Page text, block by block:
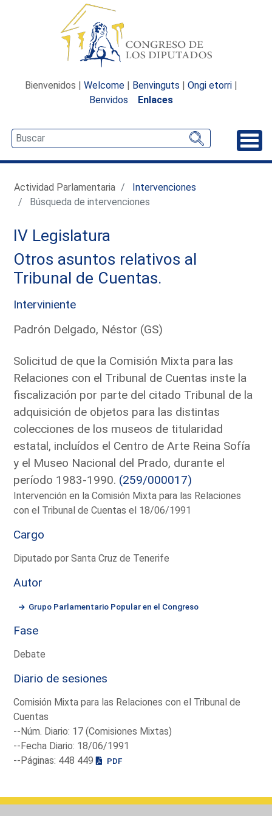
Bienvenidos | Welcome | Benvinguts | Ongi etorri |
Benvidos
Enlaces
Actividad Parlamentaria
Intervenciones
Búsqueda de intervenciones
IV Legislatura
Otros asuntos relativos al
Tribunal de Cuentas.
Interviniente
Padrón Delgado, Néstor (GS)
Solicitud de que la Comisión Mixta para las
Relaciones con el Tribunal de Cuentas inste la
fiscalización por parte del citado Tribunal de la
adquisición de objetos para las distintas
colecciones de los museos de titularidad
estatal, incluídos el Centro de Arte Reina Sofía
y el Museo Nacional del Prado, durante el
período 1983-1990. (259/000017)
Intervención en la Comisión Mixta para las Relaciones
con el Tribunal de Cuentas el 18/06/1991
Cargo
Diputado por Santa Cruz de Tenerife
Autor
Grupo Parlamentario Popular en el Congreso
Fase
Debate
Diario de sesiones
Comisión Mixta para las Relaciones con el Tribunal de
Cuentas
--Núm. Diario: 17 (Comisiones Mixtas)
--Fecha Diario: 18/06/1991
--Páginas: 448 449
PDF